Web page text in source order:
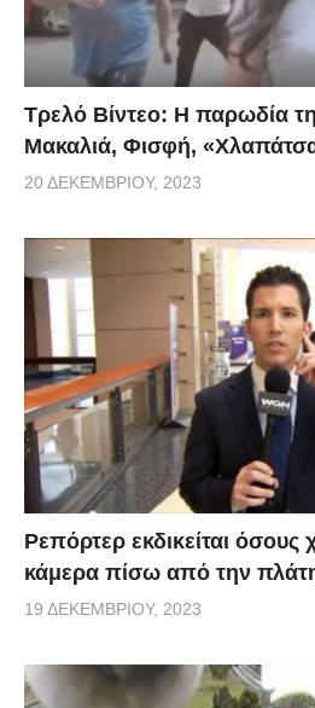
Τρελό Βίντεο: H παρωδία
Μακαλιά, Φισφή,
20 ΔΕΚΕΜΒΡΊΟΥ, 2023
Ρεπόρτερ εκδικείται όσους
κάμερα πίσω από την
19 ΔΕΚΕΜΒΡΊΟΥ, 2023